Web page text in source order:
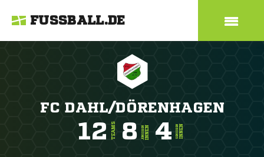
FUSSBALL.DE
FC DAHL/DÖRENHAGEN
12 TEAMS 8 JUNIORENINNEN 4 SENIORENINNEN